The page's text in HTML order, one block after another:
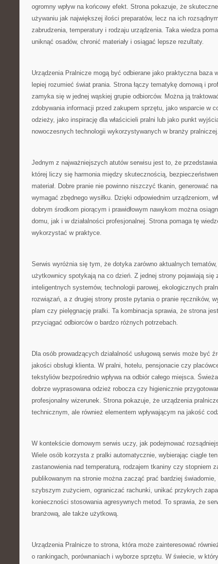
ogromny wpływ na końcowy efekt. Strona pokazuje, że
używaniu jak największej ilości preparatów, lecz na ich
zabrudzenia, temperatury i rodzaju urządzenia. Taka wiedza
uniknąć osadów, chronić materiały i osiągać lepsze rezultaty.
Urządzenia Pralnicze mogą być odbierane jako praktyczna baza
lepiej rozumieć świat prania. Strona łączy tematykę domową i
zamyka się w jednej wąskiej grupie odbiorców. Można ją
zdobywania informacji przed zakupem sprzętu, jako wsparcie w
odzieży, jako inspirację dla właścicieli pralni lub jako punkt
nowoczesnych technologii wykorzystywanych w branży
Jednym z najważniejszych atutów serwisu jest to, że
której liczy się harmonia między skutecznością,
materiał. Dobre pranie nie powinno niszczyć tkanin, generować
wymagać zbędnego wysiłku. Dzięki odpowiednim urządzeniom,
dobrym środkom piorącym i prawidłowym nawykom można
domu, jak i w działalności profesjonalnej. Strona pomaga tę
wykorzystać w praktyce.
Serwis wyróżnia się tym, że dotyka zarówno aktualnych
użytkownicy spotykają na co dzień. Z jednej strony pojawiają się
inteligentnych systemów, technologii parowej, ekologicznych
rozwiązań, a z drugiej strony proste pytania o pranie ręczników,
plam czy pielęgnację pralki. Ta kombinacja sprawia, że strona
przyciągać odbiorców o bardzo różnych potrzebach.
Dla osób prowadzących działalność usługową serwis może być
jakości obsługi klienta. W pralni, hotelu, pensjonacie czy
tekstyliów bezpośrednio wpływa na odbiór całego miejsca.
dobrze wyprasowana odzież robocza czy higienicznie
profesjonalny wizerunek. Strona pokazuje, że urządzenia
technicznym, ale również elementem wpływającym na jakość
W kontekście domowym serwis uczy, jak podejmować
Wiele osób korzysta z pralki automatycznie, wybierając ciągle
zastanowienia nad temperaturą, rodzajem tkaniny czy stopniem
publikowanym na stronie można zacząć prać bardziej
szybszym zużyciem, ograniczać rachunki, unikać przykrych
konieczności stosowania agresywnych metod. To sprawia, że
branżową, ale także użytkową.
Urządzenia Pralnicze to strona, która może zainteresować
o rankingach, porównaniach i wyborze sprzętu. W świecie, w